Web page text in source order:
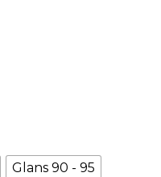
Glans 90 - 95